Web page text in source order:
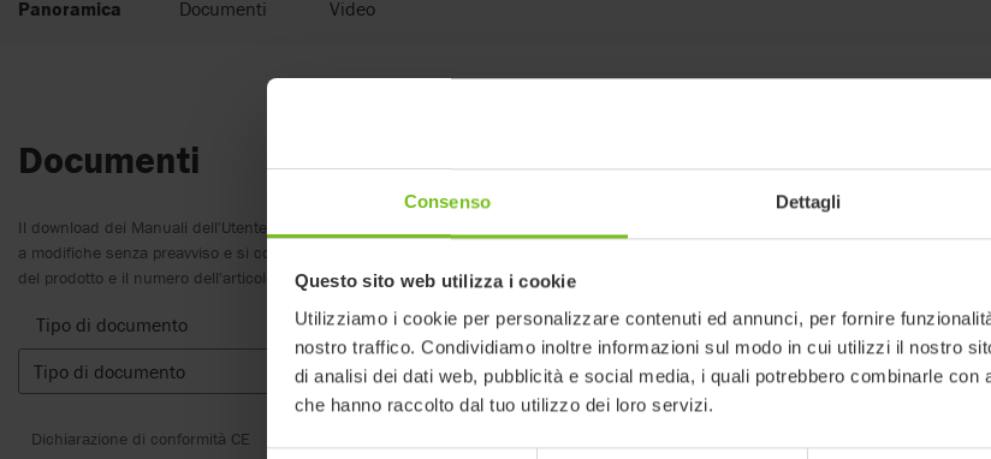
Consenso Dettagli
Questo sito web utilizza i cookie
Utilizziamo i cookie per personalizzare contenuti ed annunci, per fornire
nostro traffico. Condividiamo inoltre informazioni sul modo in cui utilizzi il nostro
di analisi dei dati web, pubblicità e social media, i quali potrebbero combinarle con
che hanno raccolto dal tuo utilizzo dei loro servizi.
Panoramica Documenti Video
Documenti
Il download dei Manuali dell'Utente è inteso solo per scopi utili. I prodotti in oggetto possono essere soggetti
a modifiche senza preavviso e si consiglia, a discrezione del lettore, di verificare la coerenza con la versione
del prodotto e il numero dell'articolo, nonché la traduzione appropriata.
Tipo di documento
Tipo di documento
Cancella filtri
Dichiarazione di conformità CE